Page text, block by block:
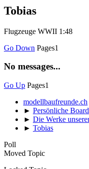
Tobias
Flugzeuge WWII 1:48
Go Down Pages1
No messages...
Go Up Pages1
modellbaufreunde.ch
► Persönliche
► Die Werke
► Tobias
Poll
Moved Topic